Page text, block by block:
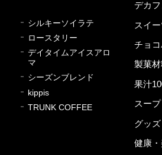
シルキーソイラテ
ロースタリー
デイタイムアイスアロ
マ
シーズンブレンド
kippis
TRUNK COFFEE
デカフ
スイ
チョ
製菓
果汁
スープ
グッズ
健康